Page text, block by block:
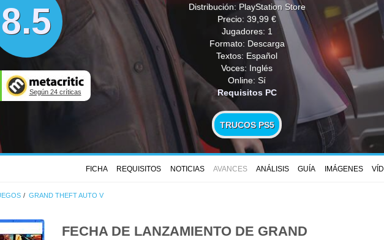
8.5
Según 24 críticas
Distribución: PlayStation Store
Precio: 39,99 €
Jugadores: 1
Formato: Descarga
Textos: Español
Voces: Inglés
Online: Sí
Requisitos PC
TRUCOS PS5
FICHA REQUISITOS NOTICIAS AVANCES ANÁLISIS GUÍA IMÁGENES
GRAND THEFT AUTO V
FECHA DE LANZAMIENTO DE GRAND